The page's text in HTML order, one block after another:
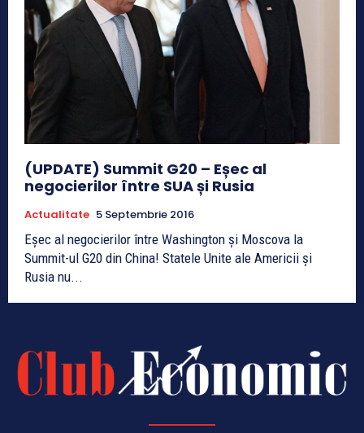
(UPDATE) Summit G20 – Eșec al
negocierilor între SUA și Rusia
Actualitate 5 Septembrie 2016
Eșec al negocierilor între Washington și Moscova la
Summit-ul G20 din China! Statele Unite ale Americii și
Rusia nu...